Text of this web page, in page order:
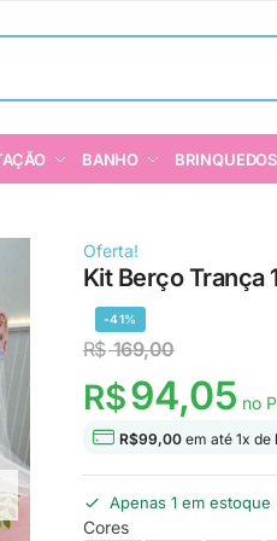
BANHO BRINQUEDOS
Oferta!
Kit Berço Trança
-41%
R$169,00
R$94,05 no
R$99,00em até 1x de
Apenas 1 em estoque
Cores